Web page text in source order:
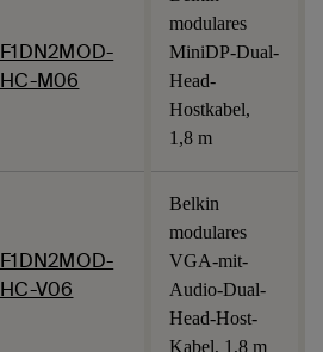
F1DN2MOD-
HC-M06
modulares
MiniDP-Dual-
Head-
Hostkabel,
1,8 m
F1DN2MOD-
HC-V06
Belkin
modulares
VGA-mit-
Audio-Dual-
Head-Host-
Kabel, 1,8 m